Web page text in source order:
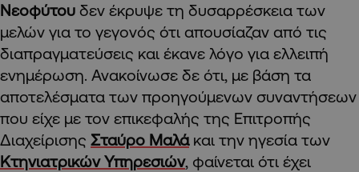
Νεοφύτου δεν έκρυψε τη δυσαρρέσκεια των
μελών για το γεγονός ότι απουσίαζαν από τις
διαπραγματεύσεις και έκανε λόγο για ελλειπή
ενημέρωση. Ανακοίνωσε δε ότι, με βάση τα
αποτελέσματα των προηγούμενων συναντήσεων
που είχε με τον επικεφαλής της Επιτροπής
Διαχείρισης Σταύρο Μαλάκαι την ηγεσία των
Κτηνιατρικών Υπηρεσιών, φαίνεται ότι έχει